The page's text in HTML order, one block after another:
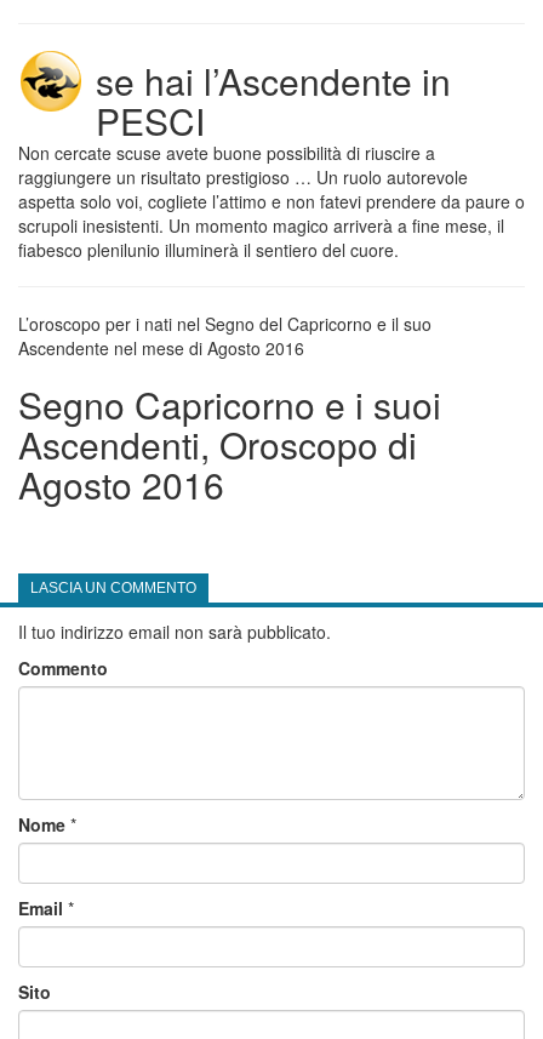
se hai l’Ascendente in
PESCI
Non cercate scuse avete buone possibilità di riuscire a
raggiungere un risultato prestigioso … Un ruolo autorevole
aspetta solo voi, cogliete l’attimo e non fatevi prendere da paure o
scrupoli inesistenti. Un momento magico arriverà a fine mese, il
fiabesco plenilunio illuminerà il sentiero del cuore.
L’oroscopo per i nati nel Segno del Capricorno e il suo
Ascendente nel mese di Agosto 2016
Segno Capricorno e i suoi
Ascendenti, Oroscopo di
Agosto 2016
LASCIA UN COMMENTO
Il tuo indirizzo email non sarà pubblicato.
Commento
Nome *
Email *
Sito